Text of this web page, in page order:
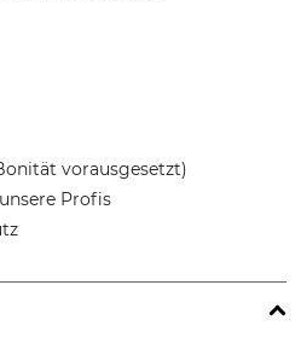
vorausgesetzt)
Profis